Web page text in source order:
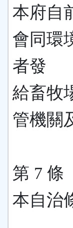
本府自
會同環
者發
給畜牧
管機關
第 7 條
本自治